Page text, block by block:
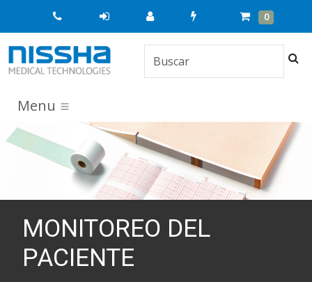
Quick
Order
Cart
0 Items
Menu
MONITOREO DEL
PACIENTE